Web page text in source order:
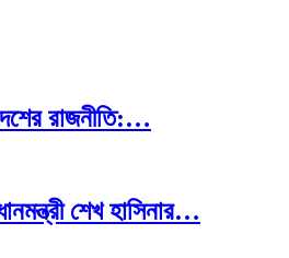
রাজনীতি:…
শেখ হাসিনার…